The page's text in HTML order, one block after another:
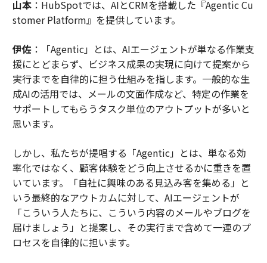
山本：HubSpotでは、AIとCRMを搭載した『Agentic Cu
stomer Platform』を提供しています。
伊佐：「Agentic」とは、AIエージェントが単なる作業支
援にとどまらず、ビジネス成果の実現に向けて提案から
実行までを自律的に担う仕組みを指します。一般的な生
成AIの活用では、メールの文面作成など、特定の作業を
サポートしてもらうタスク単位のアウトプットが多いと
思います。
しかし、私たちが提唱する「Agentic」とは、単なる効
率化ではなく、顧客体験をどう向上させるかに重きを置
いています。「自社に興味のある見込み客を集める」と
いう最終的なアウトカムに対して、AIエージェントが
「こういう人たちに、こういう内容のメールやブログを
届けましょう」と提案し、その実行まで含めて一連のプ
ロセスを自律的に担います。